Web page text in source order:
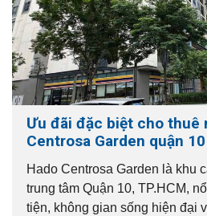
Ưu đãi đặc biệt cho thuê
Centrosa Garden quận 10
Hado Centrosa Garden là khu
trung tâm Quận 10, TP.HCM,
tiện, không gian sống hiện đại